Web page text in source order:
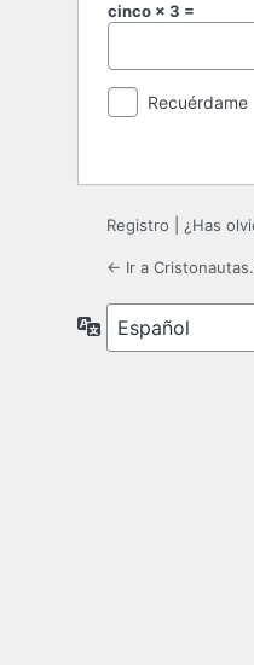
cinco × 3 =
Recuérdame
Registro ¿Has
← Ir a
Idioma